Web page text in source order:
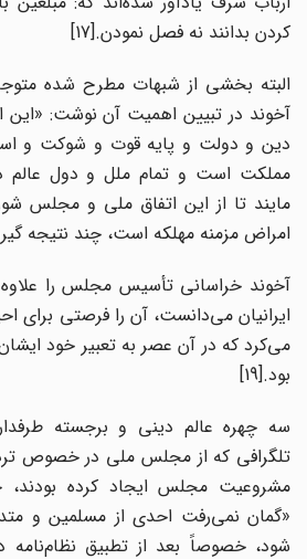
کردن بدانند نه فصل نمودن.[17]
البته بخشی از شبهات مطرح شده
آخوند در تبیین اهمیت آن نوشت: «این
دین و دولت و پایه قوت و شوکت و
مملکت است و تمام ملل و دول عالم
مایند تا از این اتفاق ملی و مجلس
امراض مزمنه مهلکه است، چند نتیجه
آخوند خراسانی تأسیس مجلس را علاوه
ایرانیان می‌دانست، آن را فرصتی برای
می‌کرد که در آن عصر به تعبیر خود
بود.[19]
سه چهره عالم دینی و برجسته
تلگرافی که از مجلس ملی در خصوص
مشروعیت مجلس ایجاد کرده بودند،
«گمان نمی‌رفت احدی از مسلمین و
شود، خصوصاً بعد از تطبیق نظام‌نامه